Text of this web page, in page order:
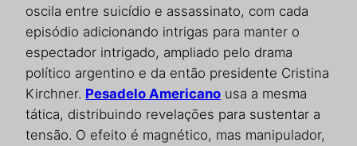
oscila entre suicídio e assassinato, com cada
episódio adicionando intrigas para manter o
espectador intrigado, ampliado pelo drama
político argentino e da então presidente Cristina
Kirchner. Pesadelo Americano usa a mesma
tática, distribuindo revelações para sustentar a
tensão. O efeito é magnético, mas manipulador,